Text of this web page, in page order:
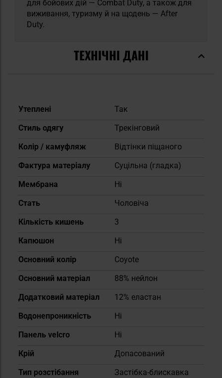
для бойових дій — Combat Duty, а також для
виживання, туризму й на щодень — After
Duty.
ТЕХНІЧНІ ДАНІ
Докладніше
Утеплені
Так
Стиль одягу
Трекінговий
Колір / камуфляж
Відтінки піщаного
Фактура матеріалу
Суцільна (гладка)
Мембрана
Ні
Cтать
Чоловіча
Кількість кишень
3
Капюшон
Ні
Основний колір
Coyote
Основний матеріал
88% нейлон
Додатковий матеріал
12% еластан
Водонепроникність
Ні
Панель velcro
Ні
Крій
Допасований
Тип розстібання
Застібка-блискавка